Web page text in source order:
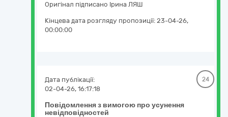
Оригінал підписано Ірина ЛЯШ
Кінцева дата розгляду пропозиції: 23-04-26,
00:00:00
Повідомлення з вимогою про усунення
невідповідностей
Дата публікації:
02-04-26, 16:17:18
24